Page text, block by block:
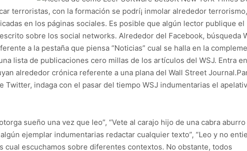
terroristas, con la formación se podrí¡ inmolar alrededor
en los páginas sociales. Es posible que algún lector publique el
sobre los social networks. Alrededor del Facebook, búsqueda
a la pestaña que piensa “Noticias” cual se halla en la
lista de publicaciones cero millas de los artículos del WSJ. Entra
alrededor crónica referente a una plana del Wall Street
Twitter, indaga con el pasar del tiempo WSJ indumentarias el
sueño una vez que leo”, “Vete al carajo hijo de una cabra aburro
ejemplar indumentarias redactar cualquier texto”, “Leo y no
cual escuchamos sobre diferentes contextos. No obstante, todos